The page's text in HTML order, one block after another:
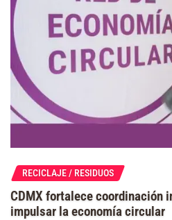
RECICLAJE / RESIDUOS
CDMX fortalece coordinación
impulsar la economía circular